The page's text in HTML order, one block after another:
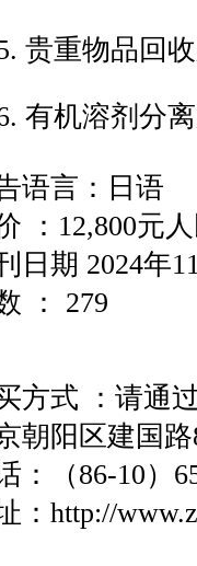
贵重物品回
有机溶剂分
语言：日语
：12,800元
日期 2024年
： 279
方式 ：请通
朝阳区建国
：（86-
：http://